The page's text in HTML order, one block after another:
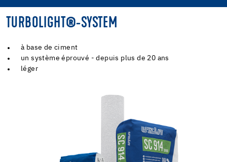
TURBOLIGHT®-SYSTEM
à base de ciment
un système éprouvé - depuis plus de 20 ans
léger